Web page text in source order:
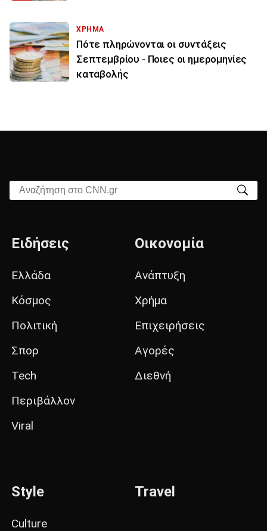
ΧΡΗΜΑ
Πότε πληρώνονται οι συντάξεις
Σεπτεμβρίου - Ποιες οι ημερομηνίες
καταβολής
Αναζήτηση στο CNN.gr
Ειδήσεις
Ελλάδα
Κόσμος
Πολιτική
Σπορ
Tech
Περιβάλλον
Viral
Οικονομία
Ανάπτυξη
Χρήμα
Επιχειρήσεις
Αγορές
Διεθνή
Style
Culture
Travel